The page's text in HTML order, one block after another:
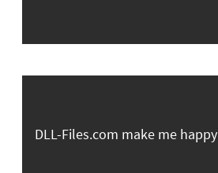
DLL-Files.com make me happy